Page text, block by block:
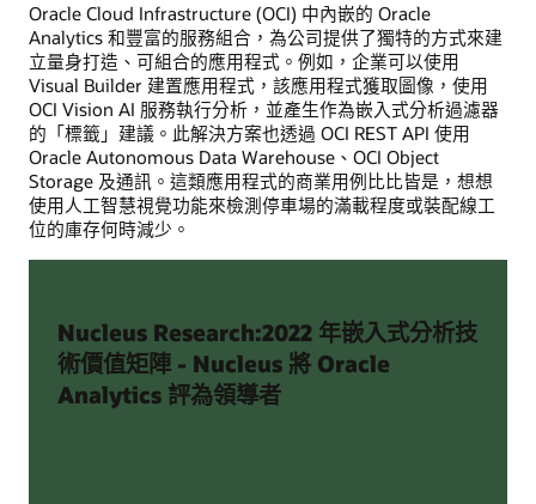
Oracle Cloud Infrastructure (OCI) 中內嵌的 Oracle
Analytics 和豐富的服務組合，為公司提供了獨特的方式來建
立量身打造、可組合的應用程式。例如，企業可以使用
Visual Builder 建置應用程式，該應用程式獲取圖像，使用
OCI Vision AI 服務執行分析，並產生作為嵌入式分析過濾器
的「標籤」建議。此解決方案也透過 OCI REST API 使用
Oracle Autonomous Data Warehouse、OCI Object
Storage 及通訊。這類應用程式的商業用例比比皆是，想想
使用人工智慧視覺功能來檢測停車場的滿載程度或裝配線工
位的庫存何時減少。
Nucleus Research:2022 年嵌入式分析技
術價值矩陣 - Nucleus 將 Oracle
Analytics 評為領導者